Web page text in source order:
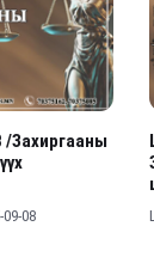
09-08